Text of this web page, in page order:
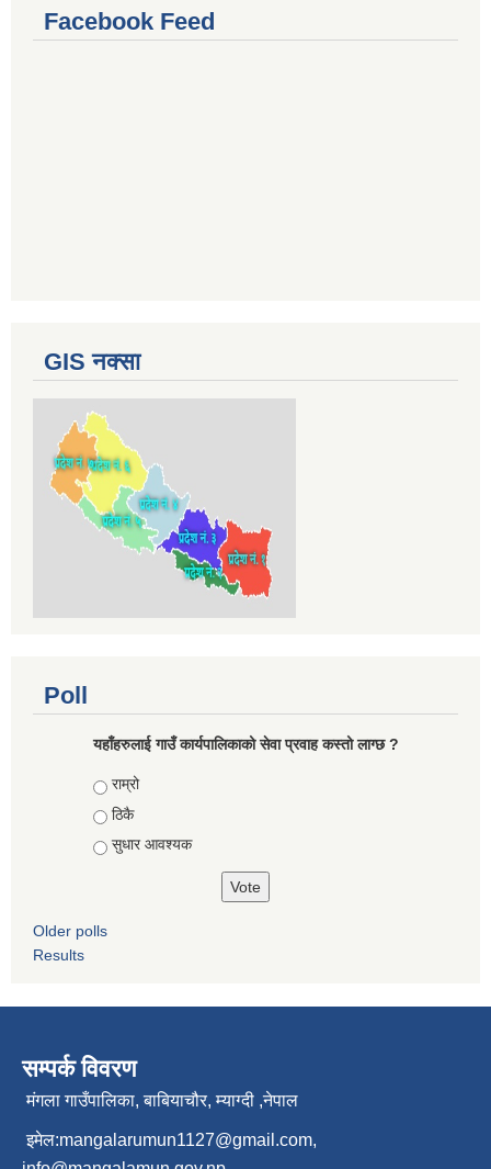
Facebook Feed
GIS नक्सा
Poll
यहाँहरुलाई गाउँ कार्यपालिकाको सेवा प्रवाह कस्तो लाग्छ ?
Choices
राम्रो
ठिकै
सुधार आवश्यक
Older polls
Results
सम्पर्क विवरण
मंगला गाउँपालिका, बाबियाचौर, म्याग्दी ,नेपाल
इमेल:mangalarumun1127@gmail.com,